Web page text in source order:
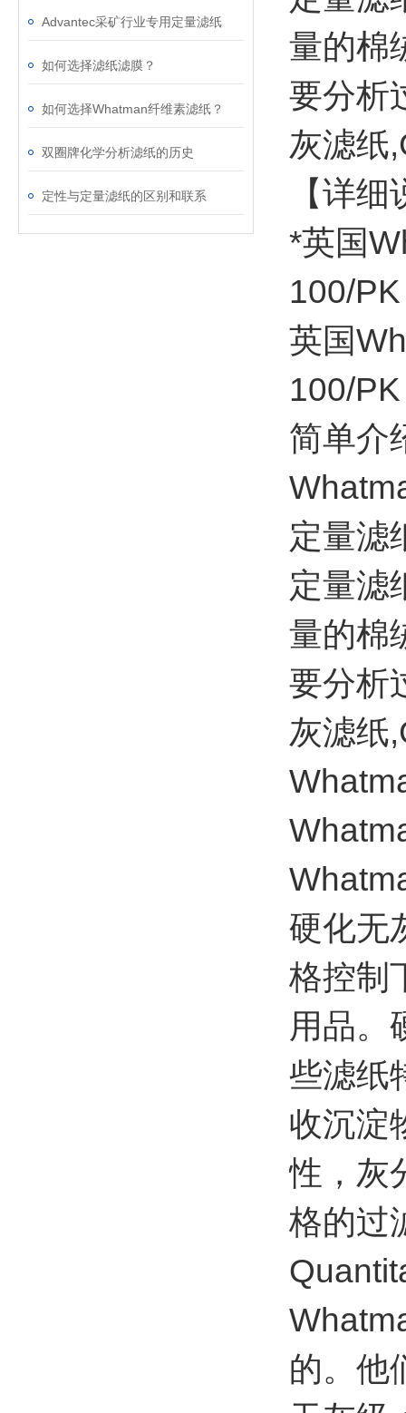
Advantec采矿行业专用定量滤纸
如何选择滤纸滤膜？
如何选择Whatman纤维素滤纸？
双圈牌化学分析滤纸的历史
定性与定量滤纸的区别和联系
量的棉
要分析
灰滤纸
【详
*英国
100/PK
英国
100/PK
简单介
定量滤
定量滤
量的棉
要分析
灰滤纸
硬化无
格控制
用品。
些滤纸
收沉淀
性，灰
格的过
的。他